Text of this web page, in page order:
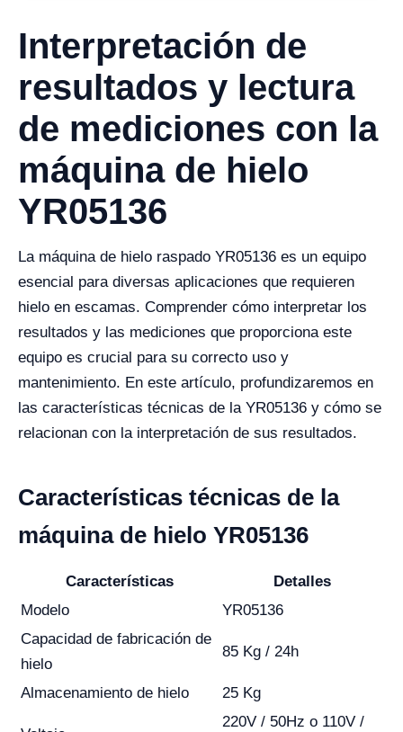
Interpretación de
resultados y lectura
de mediciones con la
máquina de hielo
YR05136
La máquina de hielo raspado YR05136 es un equipo
esencial para diversas aplicaciones que requieren
hielo en escamas. Comprender cómo interpretar los
resultados y las mediciones que proporciona este
equipo es crucial para su correcto uso y
mantenimiento. En este artículo, profundizaremos en
las características técnicas de la YR05136 y cómo se
relacionan con la interpretación de sus resultados.
Características técnicas de la
máquina de hielo YR05136
Características
Detalles
Modelo
YR05136
Capacidad de fabricación de
hielo
85 Kg / 24h
Almacenamiento de hielo 25 Kg
220V / 50Hz o 110V /